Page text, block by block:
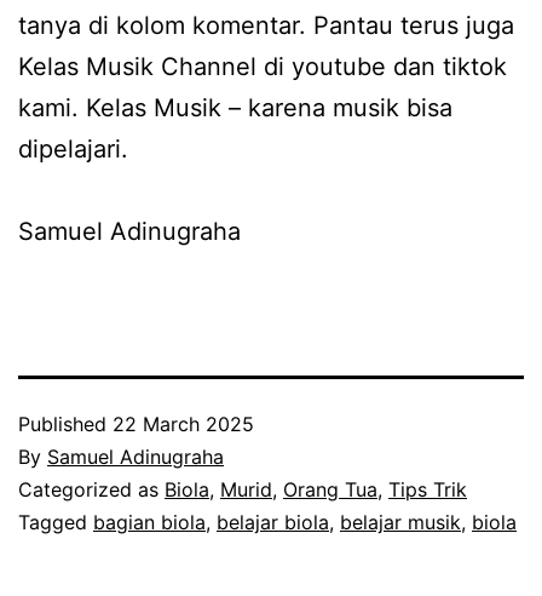
tanya di kolom komentar. Pantau terus juga
Kelas Musik Channel di youtube dan tiktok
kami. Kelas Musik – karena musik bisa
dipelajari.
Samuel Adinugraha
Published 22 March 2025
By Samuel Adinugraha
Categorized as Biola, Murid, Orang Tua, Tips Trik
Tagged bagian biola, belajar biola, belajar musik, biola